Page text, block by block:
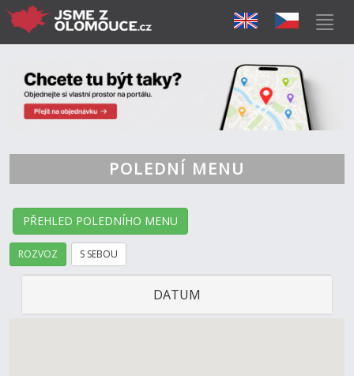
POLEDNÍ MENU
PŘEHLED POLEDNÍHO MENU
ROZVOZ S SEBOU
DATUM